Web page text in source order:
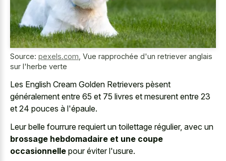
Source: pexels.com Vue rapprochée d'un retriever anglais
sur l'herbe verte
Les English Cream Golden Retrievers pèsent
généralement entre 65 et 75 livres et mesurent entre 23
et 24 pouces à l'épaule.
Leur belle fourrure requiert un toilettage régulier, avec un
brossage hebdomadaire et une coupe
occasionnelle pour éviter l'usure.